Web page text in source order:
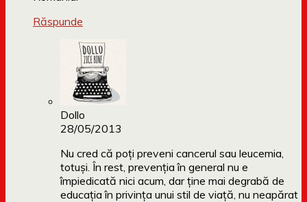
Răspunde
Dollo
28/05/2013
Nu cred că poți preveni cancerul sau leucemia,
totuși. În rest, prevenția în general nu e
împiedicată nici acum, dar ține mai degrabă de
educația în privința unui stil de viață, nu neapărat